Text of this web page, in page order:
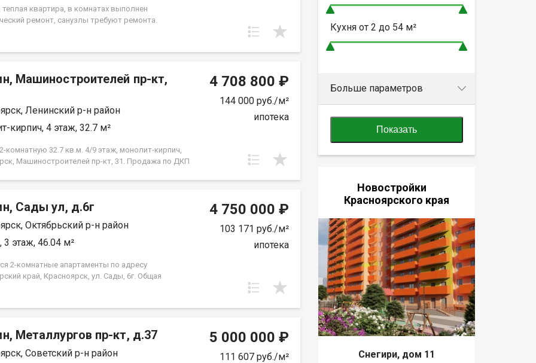
Вся сумма в договоре, один взрослый
теплая квартира, в комнатах выполнен
ремонт, санузлы требуют ремонта.
инфраструктурой, в шаговой доступности 2
и спорта Металлургов, магазины,
комплекс Роща, парк "Гвардейский", набережная
берег". Без проблем можно уехать в любую точку
полностью готовы к продаже, долгов и
на квартире нет! Торг возможен! Чистая
Машиностроителей пр-кт,
Ленинский р-н район
кирпич, 4 этаж, 32.7 м²
комнатную 32.7 кв.м. 4/9 этаж, монолит-кирпич,
Машиностроителей пр-кт, 31. Продажа по ДКП
4 708 800 ₽
144 000 руб./м²
ипотека
Сады ул, д.6г
Октябрьский р-н район
3 этаж, 46.04 м²
2-комнатные апартаменты по адресу
край, Красноярск, ул. Сады, 6г. Общая
проживания; - сдачи в аренду (близость к
для бизнеса. В экологически чистом районе.
ипотека.
4 750 000 ₽
103 171 руб./м²
ипотека
Металлургов пр-кт, д.37
Советский р-н район
5 000 000 ₽
111 607 руб./м²
Кухня от 2 до 54м²
Больше параметров
Показать
Новостройки
Красноярского края
Снегири, дом 11